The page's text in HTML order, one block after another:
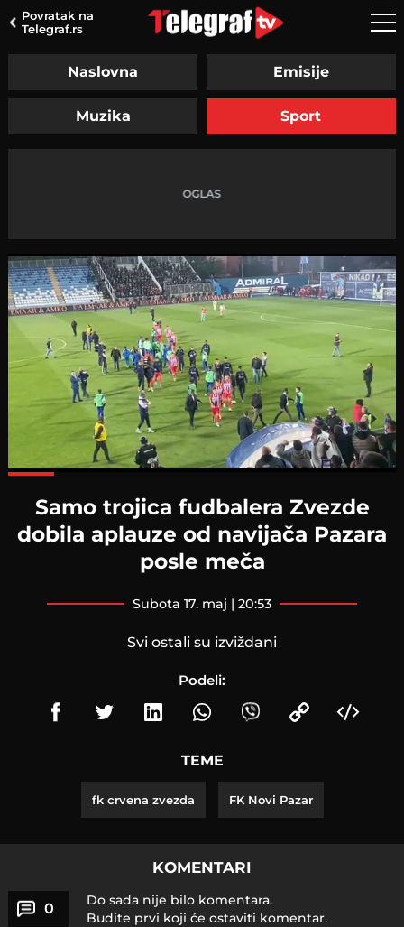
Povratak na
Telegraf.rs
Naslovna Emisije
Muzika Sport
Samo trojica fudbalera Zvezde
dobila aplauze od navijača Pazara
posle meča
subota 17. maj | 20:53
Svi ostali su izviždani
Podeli:
TEME
fk crvena zvezda FK Novi Pazar
KOMENTARI
0
Do sada nije bilo komentara.
Budite prvi koji će ostaviti komentar.